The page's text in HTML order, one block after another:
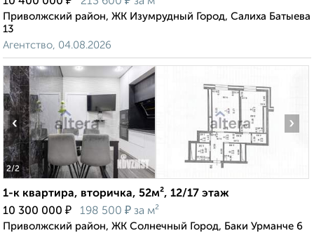
Приволжский район, ЖК Изумрудный Город, Салиха Батыева
13
Агентство, 04.08.2026
2/2
‹ ›
1-к квартира, вторичка, 52м², 12/17 этаж
10 300 000 ₽ 198 500 ₽ за м²
Приволжский район, ЖК Солнечный Город, Баки Урманче 6